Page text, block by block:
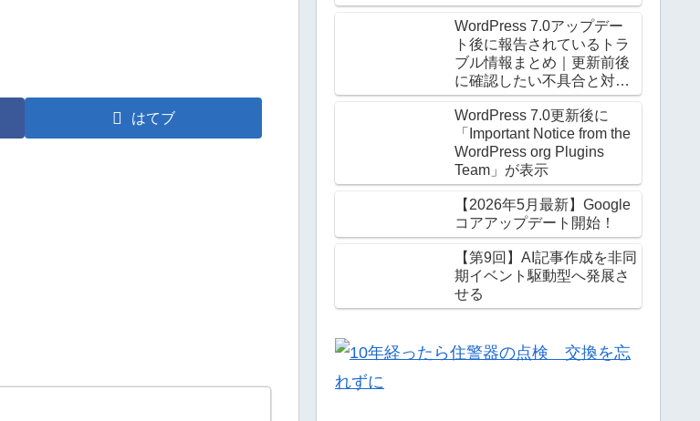
はてブ
WordPress 7.0アップデー
ト後に報告されているトラ
ブル情報まとめ｜更新前後
に確認したい不具合と対処
法
WordPress 7.0更新後に
「Important Notice from the
WordPress org Plugins
Team」が表示
【2026年5月最新】Google
コアアップデート開始！
【第9回】AI記事作成を非同
期イベント駆動型へ発展さ
せる